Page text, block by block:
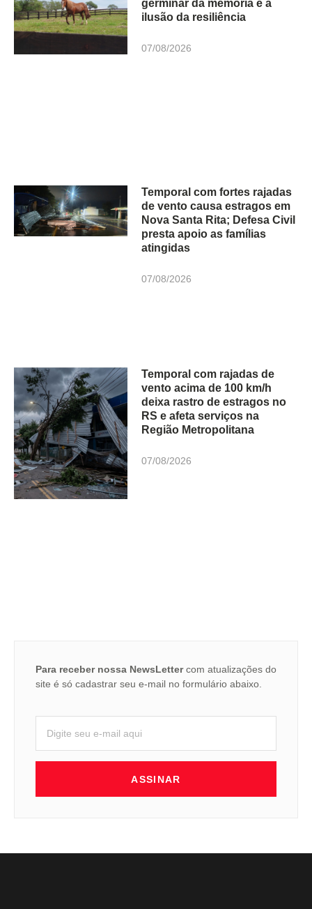
germinar da memória e a
ilusão da resiliência
07/08/2026
Temporal com fortes rajadas
de vento causa estragos em
Nova Santa Rita; Defesa Civil
presta apoio as famílias
atingidas
07/08/2026
Temporal com rajadas de
vento acima de 100 km/h
deixa rastro de estragos no
RS e afeta serviços na
Região Metropolitana
07/08/2026
Para receber nossa NewsLettercom atualizações do
site é só cadastrar seu e-mail no formulário abaixo.
ASSINAR